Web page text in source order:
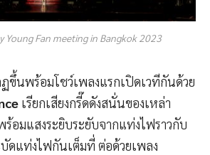
Young Fan meeting in Bangkok 2023
นพร้อมโชว์เพลงแรกเปิดเวทีกันด้วย
เรียกเสียงกรี๊ดดังสนั่นของเหล่า
อมแสงระยิบระยับจากแท่งไฟราวกับ
ดแท่งไฟกันเต็มที่ ต่อด้วยเพลง